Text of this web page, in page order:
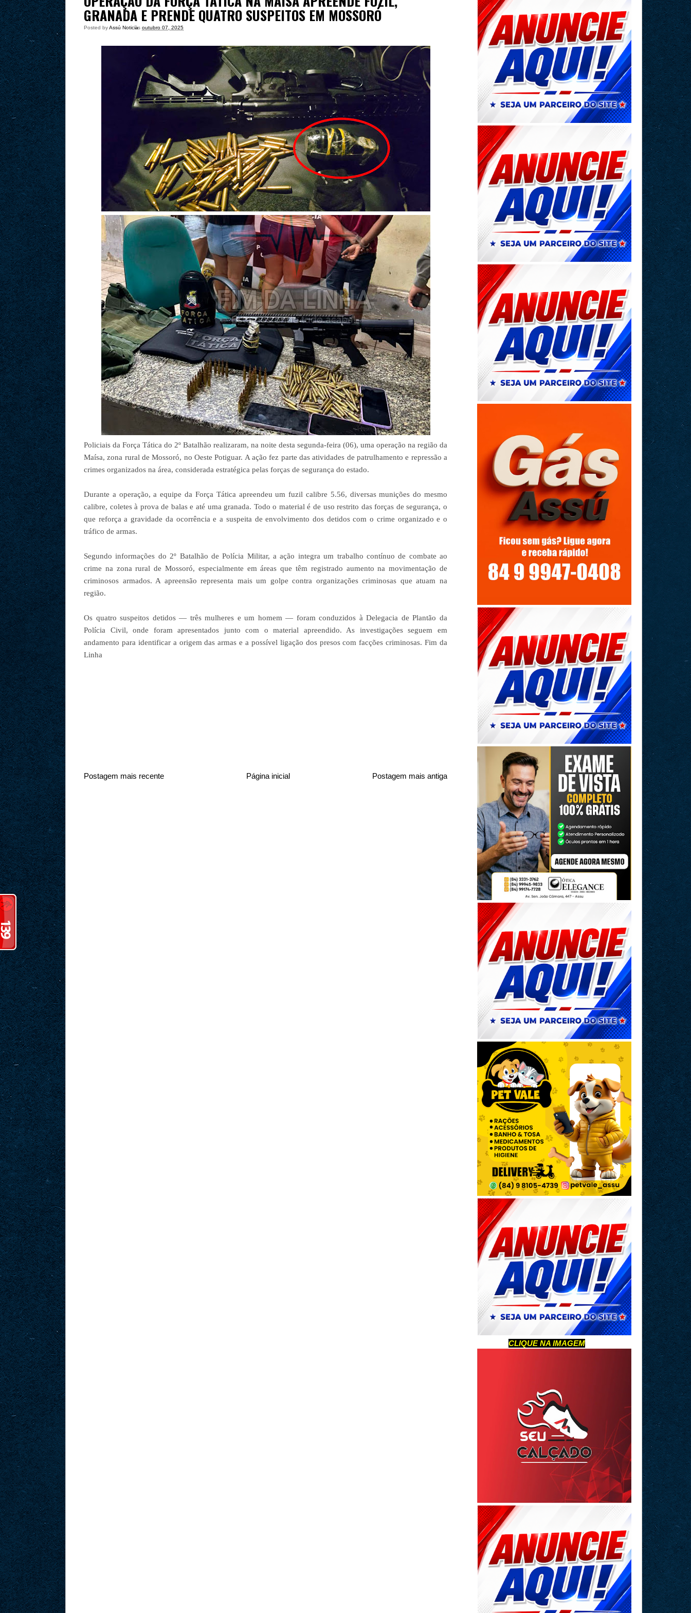
GRANADA E PRENDE QUATRO SUSPEITOS EM MOSSORÓ
Posted byAssú Noticia
às outubro 07, 2025
Policiais da Força Tática do 2º Batalhão realizaram, na noite desta segunda-feira (06), uma operação na região da
Maísa, zona rural de Mossoró, no Oeste Potiguar. A ação fez parte das atividades de patrulhamento e repressão a
crimes organizados na área, considerada estratégica pelas forças de segurança do estado.
Durante a operação, a equipe da Força Tática apreendeu um fuzil calibre 5.56, diversas munições do mesmo
calibre, coletes à prova de balas e até uma granada. Todo o material é de uso restrito das forças de segurança, o
que reforça a gravidade da ocorrência e a suspeita de envolvimento dos detidos com o crime organizado e o
tráfico de armas.
Segundo informações do 2º Batalhão de Polícia Militar, a ação integra um trabalho contínuo de combate ao
crime na zona rural de Mossoró, especialmente em áreas que têm registrado aumento na movimentação de
criminosos armados. A apreensão representa mais um golpe contra organizações criminosas que atuam na
região.
Os quatro suspeitos detidos — três mulheres e um homem — foram conduzidos à Delegacia de Plantão da
Polícia Civil, onde foram apresentados junto com o material apreendido. As investigações seguem em
andamento para identificar a origem das armas e a possível ligação dos presos com facções criminosas. Fim da
Linha
Postagem mais recente Postagem mais antiga
Página inicial
CLIQUE NA IMAGEM